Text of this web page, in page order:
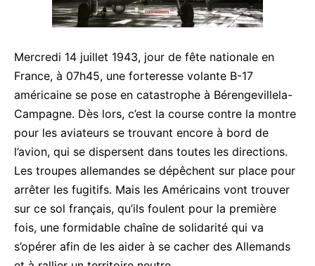
Mercredi 14 juillet 1943, jour de fête nationale en
France, à 07h45, une forteresse volante B-17
américaine se pose en catastrophe à Bérengevillela-
Campagne. Dès lors, c’est la course contre la montre
pour les aviateurs se trouvant encore à bord de
l’avion, qui se dispersent dans toutes les directions.
Les troupes allemandes se dépêchent sur place pour
arrêter les fugitifs. Mais les Américains vont trouver
sur ce sol français, qu’ils foulent pour la première
fois, une formidable chaîne de solidarité qui va
s’opérer afin de les aider à se cacher des Allemands